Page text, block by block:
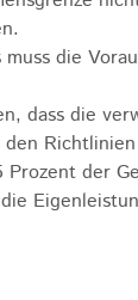
die
dass die
der